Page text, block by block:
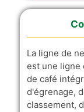
La ligne de
est une ligne
de café
d'égrenage,
classement,